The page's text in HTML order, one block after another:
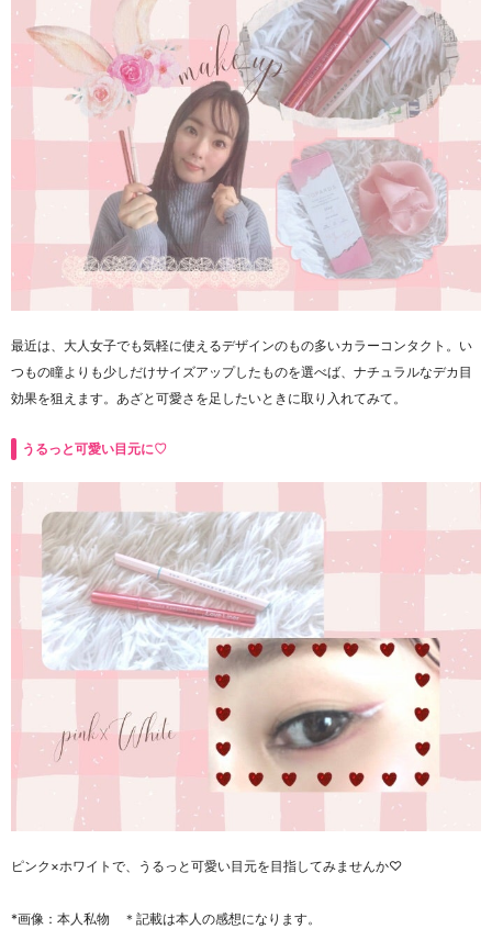
最近は、大人女子でも気軽に使えるデザインのもの多いカラーコンタクト。い
つもの瞳よりも少しだけサイズアップしたものを選べば、ナチュラルなデカ目
効果を狙えます。あざと可愛さを足したいときに取り入れてみて。
うるっと可愛い目元に♡
ピンク×ホワイトで、うるっと可愛い目元を目指してみませんか♡
*画像：本人私物 ＊記載は本人の感想になります。